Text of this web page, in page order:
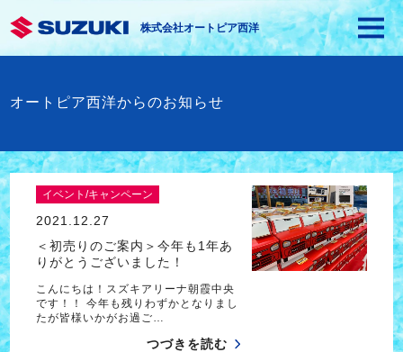
株式会社オートピア西洋
オートピア西洋からのお知らせ
イベント/キャンペーン
2021.12.27
＜初売りのご案内＞今年も1年あ
りがとうございました！
こんにちは！スズキアリーナ朝霞中央
です！！ 今年も残りわずかとなりまし
たが皆様いかがお過ご…
つづきを読む